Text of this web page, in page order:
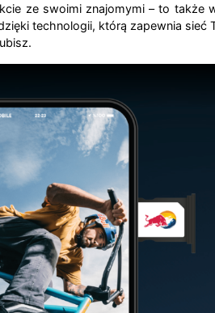
ze swoimi znajomymi – to także
technologii, którą zapewnia